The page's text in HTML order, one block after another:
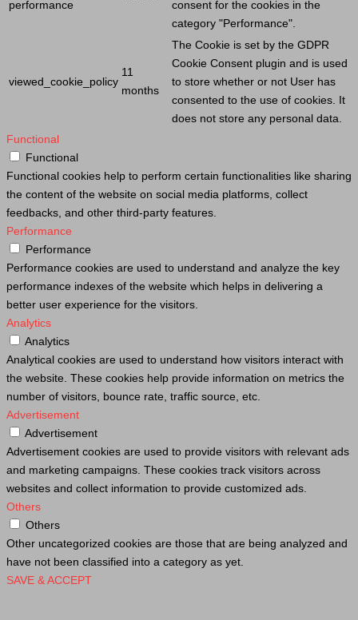
performance
consent for the cookies in the
category "Performance".
viewed_cookie_policy
11
months
The Cookie is set by the GDPR
Cookie Consent plugin and is used
to store whether or not User has
consented to the use of cookies. It
does not store any personal data.
Functional
Functional
Functional cookies help to perform certain functionalities like sharing
the content of the website on social media platforms, collect
feedbacks, and other third-party features.
Performance
Performance
Performance cookies are used to understand and analyze the key
performance indexes of the website which helps in delivering a
better user experience for the visitors.
Analytics
Analytics
Analytical cookies are used to understand how visitors interact with
the website. These cookies help provide information on metrics the
number of visitors, bounce rate, traffic source, etc.
Advertisement
Advertisement
Advertisement cookies are used to provide visitors with relevant ads
and marketing campaigns. These cookies track visitors across
websites and collect information to provide customized ads.
Others
Others
Other uncategorized cookies are those that are being analyzed and
have not been classified into a category as yet.
SAVE & ACCEPT